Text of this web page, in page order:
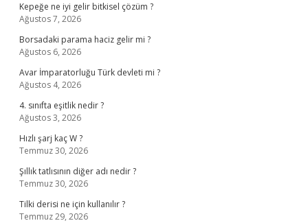
Kepeğe ne iyi gelir bitkisel çözüm ?
Ağustos 7, 2026
Borsadaki parama haciz gelir mi ?
Ağustos 6, 2026
Avar İmparatorluğu Türk devleti mi ?
Ağustos 4, 2026
4. sınıfta eşitlik nedir ?
Ağustos 3, 2026
Hızlı şarj kaç W ?
Temmuz 30, 2026
Şıllık tatlısının diğer adı nedir ?
Temmuz 30, 2026
Tilki derisi ne için kullanılır ?
Temmuz 29, 2026